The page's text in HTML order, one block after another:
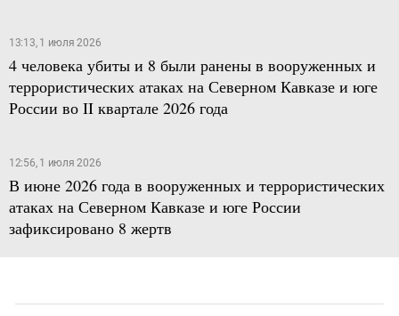
13:13, 1 июля 2026
4 человека убиты и 8 были ранены в вооруженных и
террористических атаках на Северном Кавказе и юге
России во II квартале 2026 года
12:56, 1 июля 2026
В июне 2026 года в вооруженных и террористических
атаках на Северном Кавказе и юге России
зафиксировано 8 жертв